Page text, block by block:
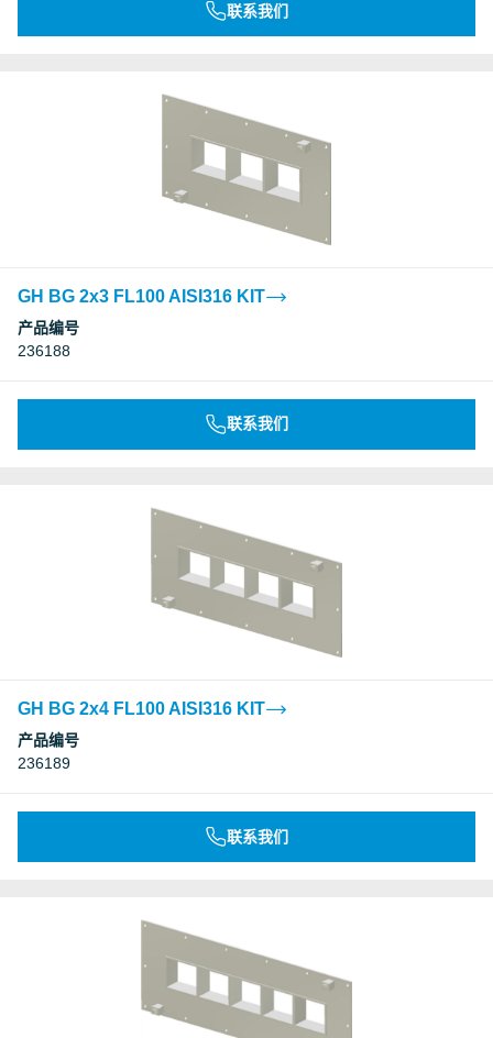
联系我们
GH BG 2x3 FL100 AISI316 KIT
产品编号
236188
联系我们
GH BG 2x4 FL100 AISI316 KIT
产品编号
236189
联系我们